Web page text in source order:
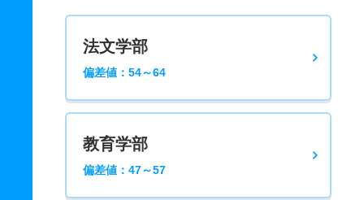
法文学部
偏差値：54～64
教育学部
偏差値：47～57